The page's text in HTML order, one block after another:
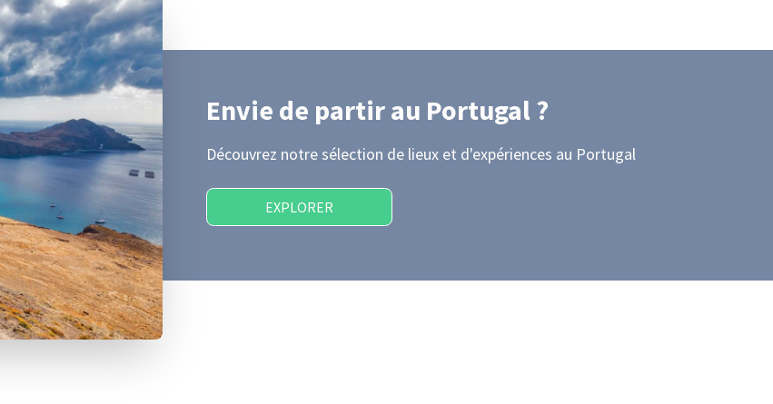
Envie de partirau Portugal?
Découvrez notre sélection de lieux et d'expériences au Portugal
EXPLORER